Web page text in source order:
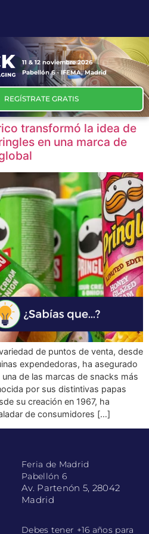
11 & 12 noviembre 2026
Pabellón 6 - IFEMA, Madrid
REGÍSTRATE GRATIS
transformó la idea de
en una marca de
de puntos de venta, desde
expendedoras, ha asegurado
de las marcas de snacks más
por sus distintivas papas
su creación en 1967, ha
de consumidores […]
Feria de Madrid
Pabellón 6
Av. Partenón 5, 28042
Madrid
Debes tener +16 años para